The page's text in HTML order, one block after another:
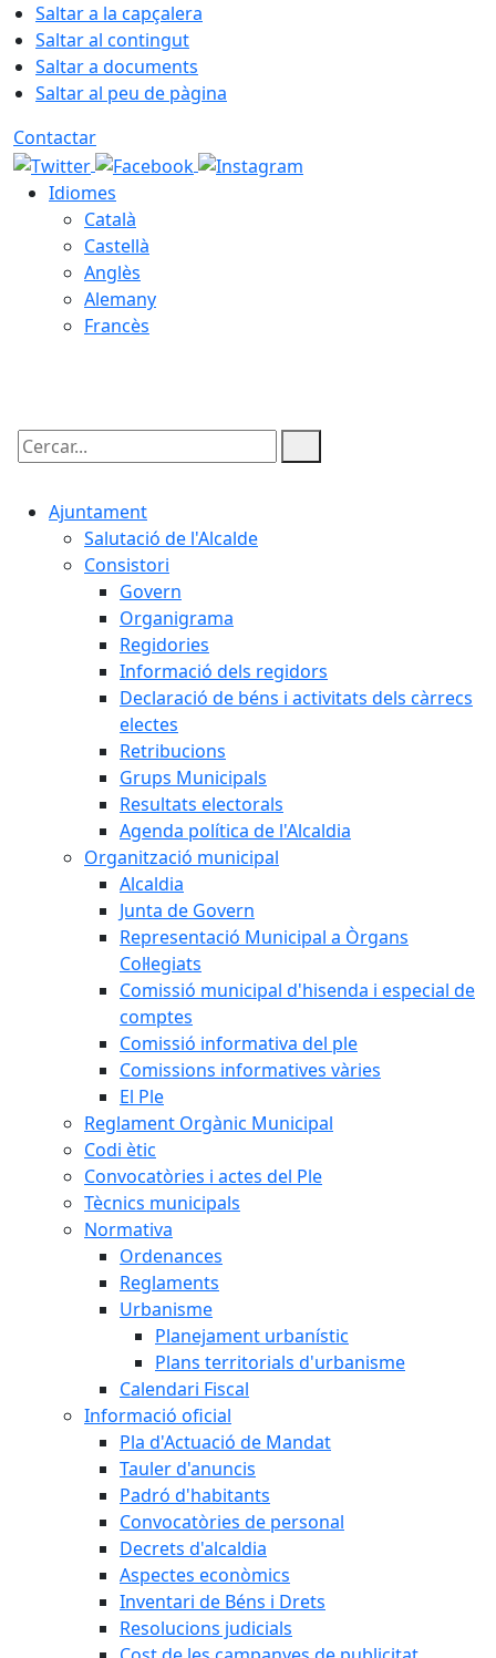
Saltar a la capçalera
Saltar al contingut
Saltar a documents
Saltar al peu de pàgina
Contactar
Idiomes
Català
Castellà
Anglès
Alemany
Francès
Cercar:
Ajuntament
Salutació de l'Alcalde
Consistori
Govern
Organigrama
Regidories
Informació dels regidors
Declaració de béns i activitats dels càrrecs
electes
Retribucions
Grups Municipals
Resultats electorals
Agenda política de l'Alcaldia
Organització municipal
Alcaldia
Junta de Govern
Representació Municipal a Òrgans
Col·legiats
Comissió municipal d'hisenda i especial de
comptes
Comissió informativa del ple
Comissions informatives vàries
El Ple
Reglament Orgànic Municipal
Codi ètic
Convocatòries i actes del Ple
Tècnics municipals
Normativa
Ordenances
Reglaments
Urbanisme
Planejament urbanístic
Plans territorials d'urbanisme
Calendari Fiscal
Informació oficial
Pla d'Actuació de Mandat
Tauler d'anuncis
Padró d'habitants
Convocatòries de personal
Decrets d'alcaldia
Aspectes econòmics
Inventari de Béns i Drets
Resolucions judicials